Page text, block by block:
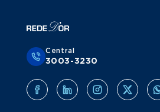
Central
3003-3230